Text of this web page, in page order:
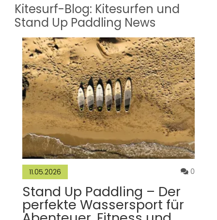
Kitesurf-Blog: Kitesurfen und
Stand Up Paddling News
11.05.2026 0
Stand Up Paddling – Der
perfekte Wassersport für